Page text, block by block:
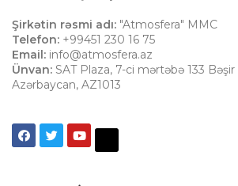
Şirkətin rəsmi adı: "Atmosfera" MMC
Telefon: +99451 230 16 75
Email: info@atmosfera.az
Ünvan: SAT Plaza, 7-ci mərtəbə 133
Azərbaycan, AZ1013